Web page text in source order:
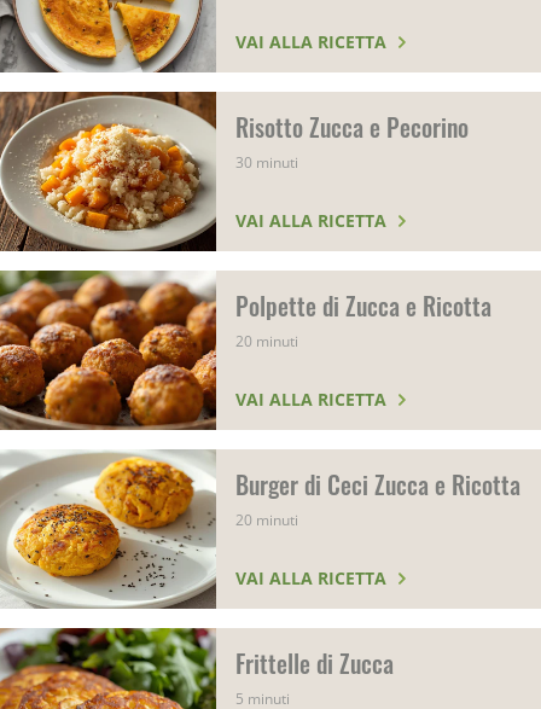
VAI ALLA RICETTA
Risotto Zucca e Pecorino
30 minuti
VAI ALLA RICETTA
Polpette di Zucca e Ricotta
20 minuti
VAI ALLA RICETTA
Burger di Ceci Zucca e Ricotta
20 minuti
VAI ALLA RICETTA
Frittelle di Zucca
5 minuti